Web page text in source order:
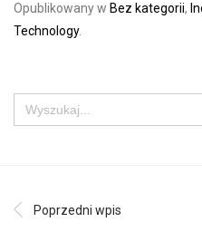
Opublikowany w Bez kategorii,
Technology.
Search
for:
Poprzedni wpis